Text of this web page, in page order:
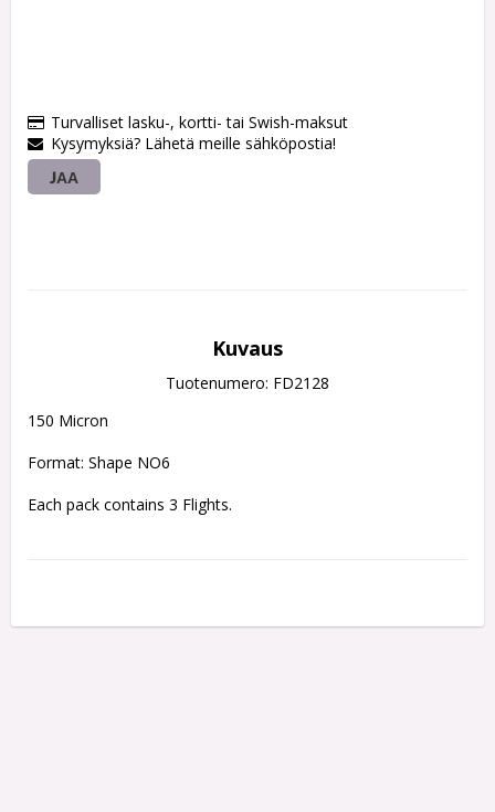
Turvalliset lasku-, kortti- tai Swish-maksut
Kysymyksiä? Lähetä meille sähköpostia!
JAA
Kuvaus
Tuotenumero: FD2128
150 Micron
Format: Shape NO6
Each pack contains 3 Flights.